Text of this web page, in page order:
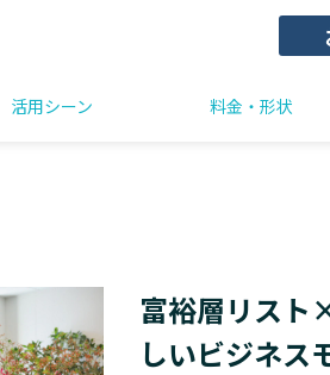
活用シーン 料金・形状
富裕層リスト
しいビジネ